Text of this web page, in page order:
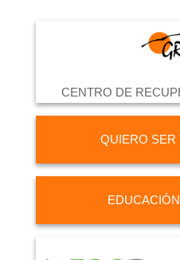
CENTRO DE
QUIERO SER